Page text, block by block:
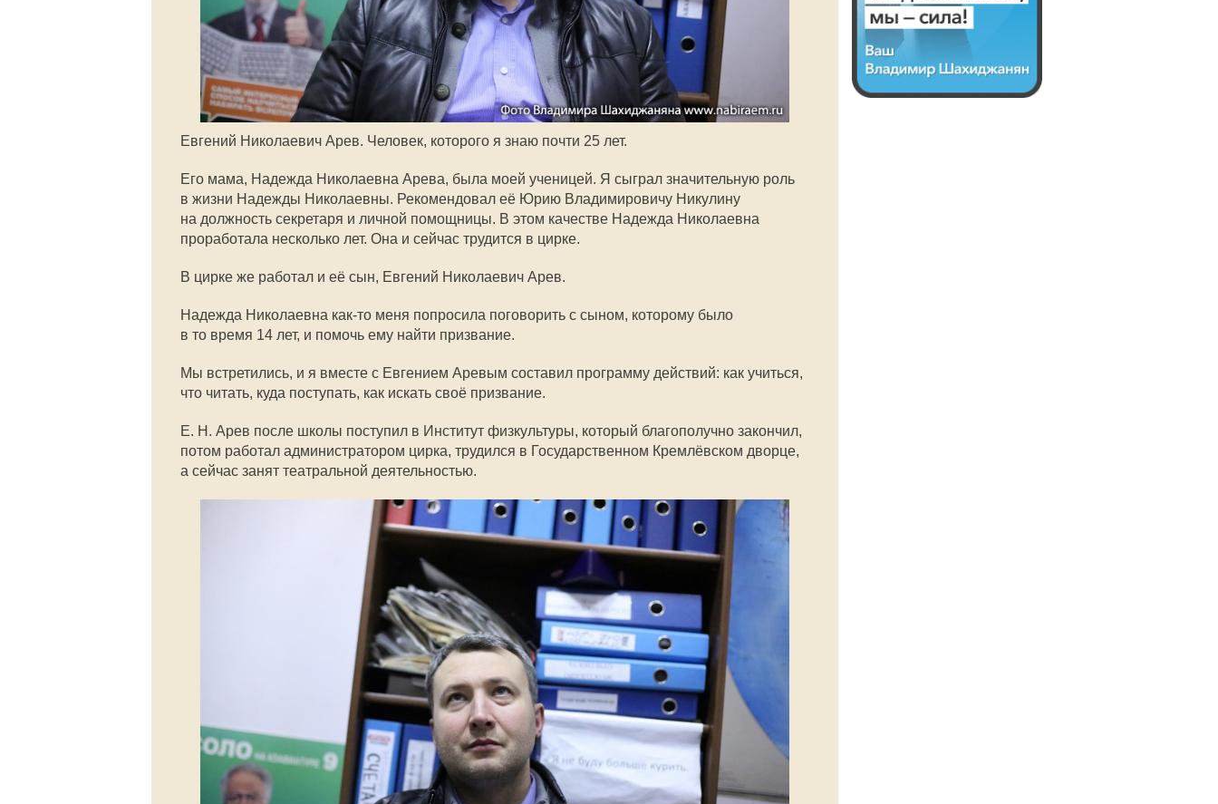
Евгений Николаевич Арев. Человек, которого я знаю почти 25 лет.
Его мама, Надежда Николаевна Арева, была моей ученицей. Я сыграл значительную роль
в жизни Надежды Николаевны. Рекомендовал её Юрию Владимировичу Никулину
на должность секретаря и личной помощницы. В этом качестве Надежда Николаевна
проработала несколько лет. Она и сейчас трудится в цирке.
В цирке же работал и её сын, Евгений Николаевич Арев.
Надежда Николаевна как-то меня попросила поговорить с сыном, которому было
в то время 14 лет, и помочь ему найти призвание.
Мы встретились, и я вместе с Евгением Аревым составил программу действий: как учиться,
что читать, куда поступать, как искать своё призвание.
Е. Н. Арев после школы поступил в Институт физкультуры, который благополучно закончил,
потом работал администратором цирка, трудился в Государственном Кремлёвском дворце,
а сейчас занят театральной деятельностью.